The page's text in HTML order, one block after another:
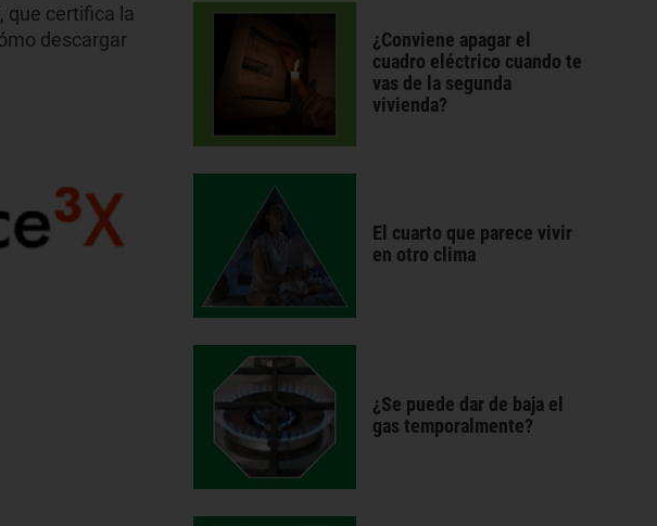
, que certifica la
descargar
¿Conviene apagar el
cuadro eléctrico cuando te
vas de la segunda
vivienda?
El cuarto que parece vivir
en otro clima
¿Se puede dar de baja el
gas temporalmente?